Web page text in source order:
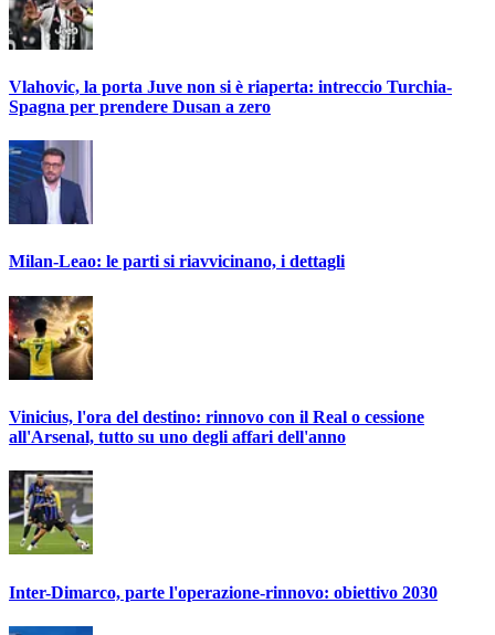
Vlahovic, la porta Juve non si è riaperta: intreccio Turchia-
Spagna per prendere Dusan a zero
Milan-Leao: le parti si riavvicinano, i dettagli
Vinicius, l'ora del destino: rinnovo con il Real o cessione
all'Arsenal, tutto su uno degli affari dell'anno
Inter-Dimarco, parte l'operazione-rinnovo: obiettivo 2030